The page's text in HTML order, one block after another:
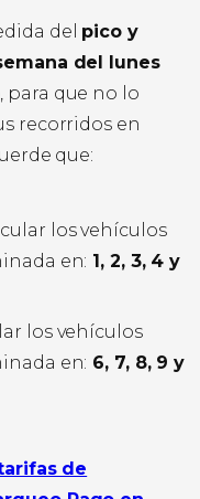
del pico y
del lunes
, para que no lo
recorridos en
que:
los vehículos
en: 1, 2, 3, 4 y
los vehículos
en: 6, 7, 8, 9 y
de